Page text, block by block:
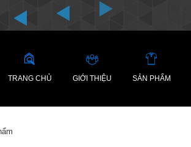
TRANG CHỦ GIỚI THIỆU SẢN PHẨM